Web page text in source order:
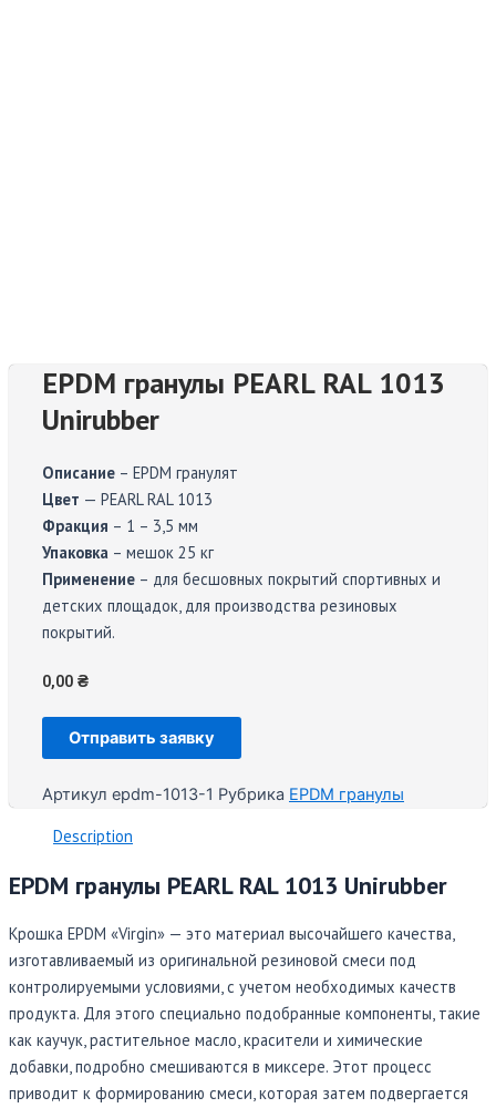
EPDM гранулы PEARL RAL 1013
Unirubber
Описание – EPDM гранулят
Цвет — PEARL RAL 1013
Фракция – 1 – 3,5 мм
Упаковка – мешок 25 кг
Применение – для бесшовных покрытий спортивных и
детских площадок, для производства резиновых
покрытий.
0,00 ₴
Отправить заявку
Артикул epdm-1013-1 Рубрика EPDM гранулы
Description
EPDM гранулы PEARL RAL 1013 Unirubber
Крошка EPDM «Virgin» — это материал высочайшего качества,
изготавливаемый из оригинальной резиновой смеси под
контролируемыми условиями, с учетом необходимых качеств
продукта. Для этого специально подобранные компоненты, такие
как каучук, растительное масло, красители и химические
добавки, подробно смешиваются в миксере. Этот процесс
приводит к формированию смеси, которая затем подвергается